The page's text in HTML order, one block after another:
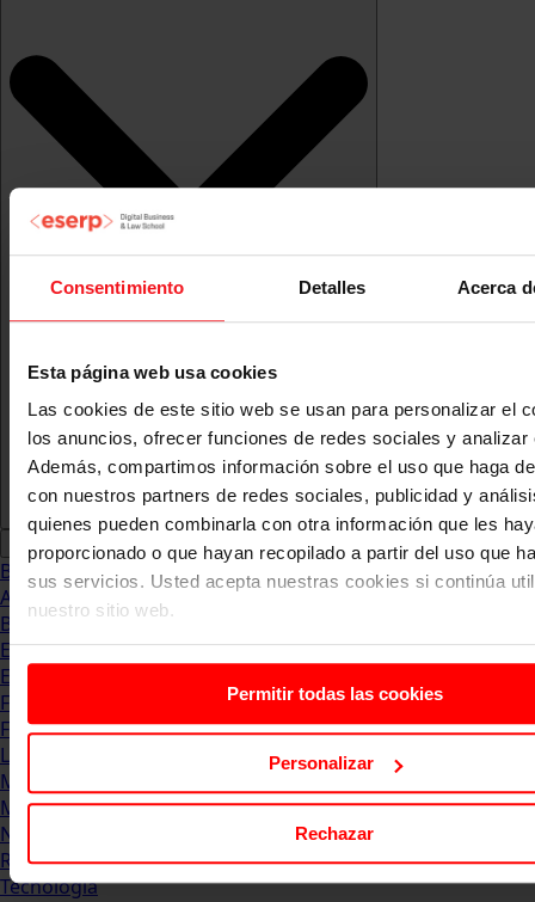
Consentimiento Detalles Acerca
Esta página web usa cookies
Las cookies de este sitio web se usan para personalizar el
los anuncios, ofrecer funciones de redes sociales y analizar
Además, compartimos información sobre el uso que haga
con nuestros partners de redes sociales, publicidad y
quienes pueden combinarla con otra información que les
proporcionado o que hayan recopilado a partir del uso que
sus servicios. Usted acepta nuestras cookies si continúa
nuestro sitio web.
Permitir todas las cookies
Personalizar
Rechazar
Blog
Abogacia
Business
Empleo & Emprendimiento
Empresas
Finanzas
Formación & Estudios
Luxury
Management
Marketing & Comunicación
Negocios
Recursos Humanos
Tecnología